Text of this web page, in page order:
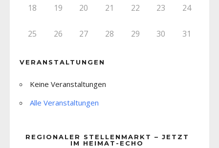
18 19 20 21 22 23 24
25 26 27 28 29 30 31
VERANSTALTUNGEN
Keine Veranstaltungen
Alle Veranstaltungen
REGIONALER STELLENMARKT – JETZT
IM HEIMAT-ECHO